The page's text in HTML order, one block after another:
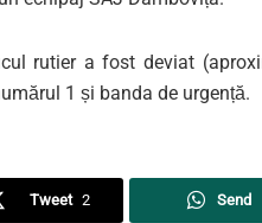
rutier a fost deviat
1 și banda de urgență.
Tweet 2 Send